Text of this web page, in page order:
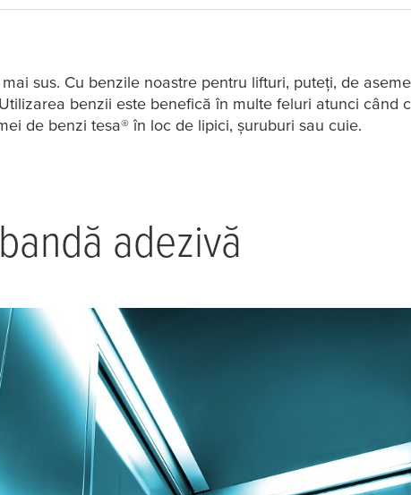
sus. Cu benzile noastre pentru lifturi, puteți, de
benzii este benefică în multe feluri atunci când
de benzi tesa® în loc de lipici, șuruburi sau cuie.
adezivă